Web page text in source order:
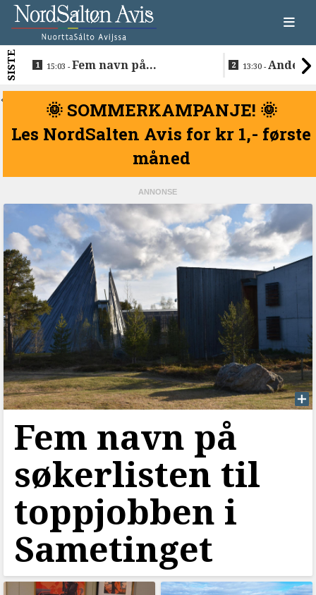
SISTE 15:03 -Fem navn på
i Sametinget
13:30 -Anders
Lakså
<
🌞 SOMMERKAMPANJE! 🌞
Les NordSalten Avis for kr 1,- første
måned
Fem navn på
søkerlisten til
toppjobben i
Sametinget